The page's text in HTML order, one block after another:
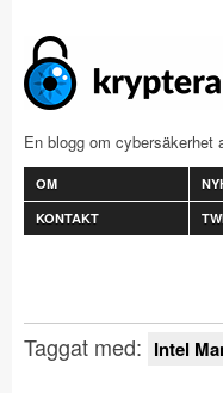
En blogg om cybersäkerhet
OM
KONTAKT
Taggat med: Intel